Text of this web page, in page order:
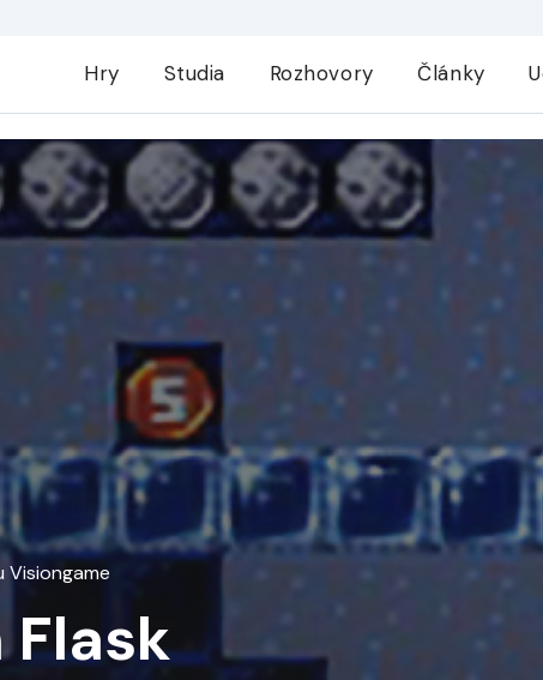
Hry Studia Rozhovory Články
Visiongame
Flask